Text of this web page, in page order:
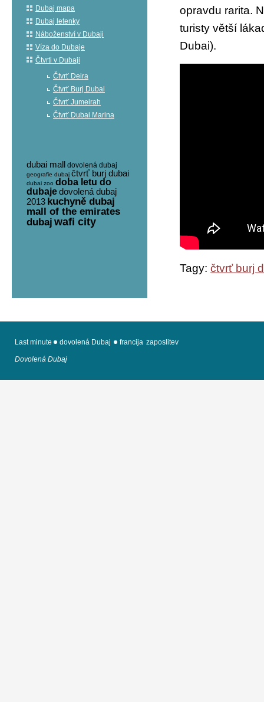
opravdu rarita.
turisty větší
Dubai).
Tagy: čtvrť burj
Dubaj mapa
Dubaj letenky
Náboženství v Dubaji
Víza do Dubaje
Čtvrti v Dubaji
Čtvrť Deira
Čtvrť Burj Dubai
Čtvrť Jumeirah
Čtvrť Dubai Marina
dubai mall dovolená dubaj
geografie dubaj čtvrť burj dubai
dubai zoo doba letu do
dubajedovolená dubaj
2013 kuchyně dubaj
mall of the emirates
dubaj wafi city
Last minute dovolená Dubaj francija zaposlitev
Dovolená Dubaj